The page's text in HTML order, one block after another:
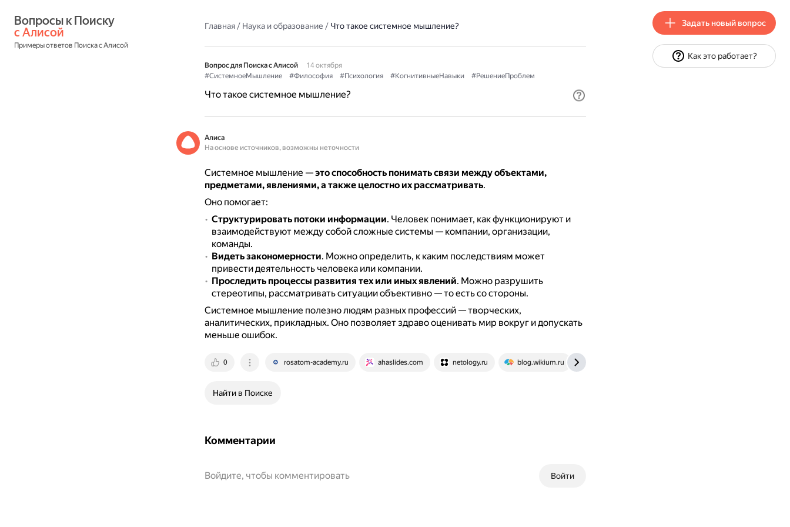
с Алисой
Примеры ответов Поиска с Алисой
Главная/ Наука и образование / Что такое системное мышление?
Вопрос для Поиска с Алисой
14 октября
#СистемноеМышление
#Философия #Психология #КогнитивныеНавыки #РешениеПроблем
Что такое системное мышление?
Алиса
На основе источников, возможны неточности
Системное мышление —это способность понимать связи между объектами,
предметами, явлениями, а также целостно их рассматривать.
Оно помогает:
Структурировать потоки информации. Человек понимает, как функционируют и
взаимодействуют между собой сложные системы — компании, организации,
команды.
Видеть закономерности. Можно определить, к каким последствиям может
привести деятельность человека или компании.
Проследить процессы развития тех или иных явлений. Можно разрушить
стереотипы, рассматривать ситуации объективно — то есть со стороны.
Системное мышление полезно людям разных профессий — творческих,
аналитических, прикладных. Оно позволяет здраво оценивать мир вокруг и допускать
меньше ошибок.
0 rosatom-academy.ru ahaslides.com netology.ru blog.wikium.ru
Найти в Поиске
Комментарии
Войти
Войдите, чтобы комментировать
Задать новый вопрос
Как это работает?